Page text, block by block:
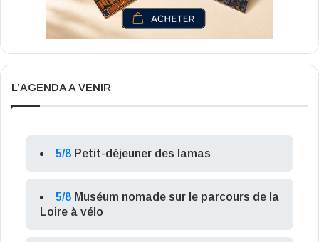
L’AGENDA A VENIR
5/8 Petit-déjeuner des lamas
5/8 Muséum nomade sur le parcours de la
Loire à vélo